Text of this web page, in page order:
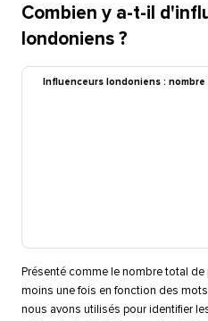
Combien y a-t-il
londoniens ?​​
Influenceurs londoniens :
Présenté comme le nombre total
moins une fois en fonction des
nous avons utilisés pour identifier